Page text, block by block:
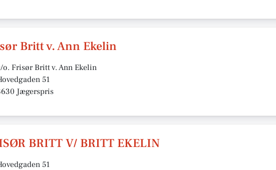
Britt v. Ann Ekelin
o. Frisør Britt v. Ann Ekelin
51
Jægerspris
BRITT V/ BRITT EKELIN
51